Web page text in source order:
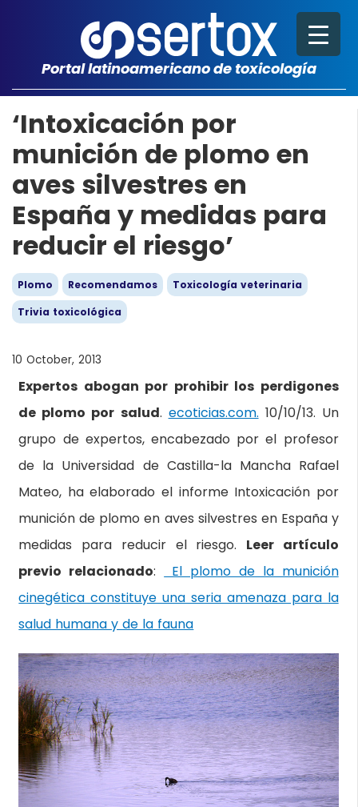
Portal latinoamericano de toxicología
‘Intoxicación por
munición de plomo en
aves silvestres en
España y medidas para
reducir el riesgo’
Plomo Recomendamos
Toxicología veterinaria
Trivia toxicológica
10 October, 2013
Expertos abogan por prohibir los perdigones
de plomo por salud. ecoticias.com. 10/10/13. Un
grupo de expertos, encabezado por el profesor
de la Universidad de Castilla-la Mancha Rafael
Mateo, ha elaborado el informe Intoxicación por
munición de plomo en aves silvestres en España y
medidas para reducir el riesgo. Leer artículo
previo relacionado:
El plomo de la munición
cinegética constituye una seria amenaza para la
salud humana y de la fauna